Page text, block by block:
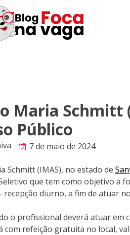
Maria Schmitt
Público
7 de maio de 2024
Schmitt (IMAS), no estado de
que tem como objetivo a
recepção diurno, a fim de atuar
o profissional deverá atuar em
com refeição gratuita no local,